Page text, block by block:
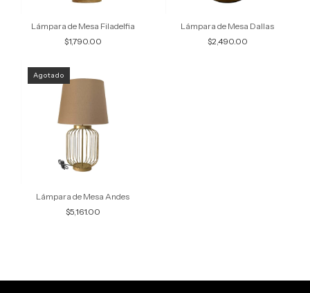
Lámpara de Mesa Filadelfia
$1,790.00
Lámpara de Mesa Dallas
$2,490.00
Agotado
Lámpara de Mesa Andes
$5,161.00